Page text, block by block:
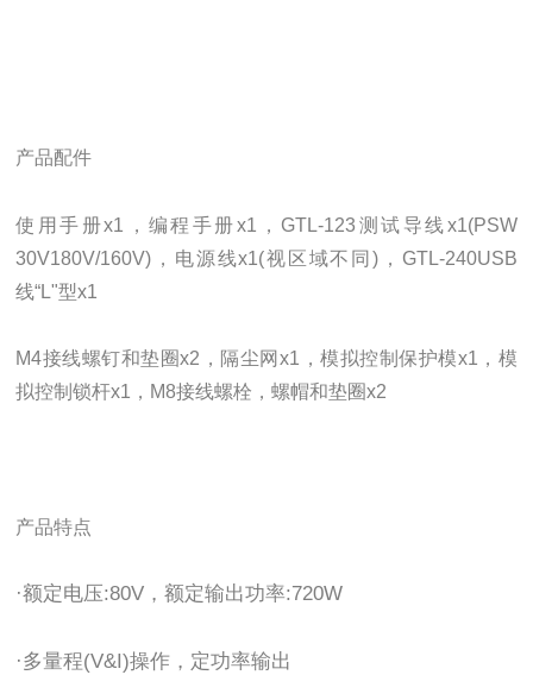
产品配件
使用手册x1，编程手册x1，GTL-123测试导线x1(PSW
30V180V/160V)，电源线x1(视区域不同)，GTL-240USB
线“L"型x1
M4接线螺钉和垫圈x2，隔尘网x1，模拟控制保护模x1，模
拟控制锁杆x1，M8接线螺栓，螺帽和垫圈x2
产品特点
·额定电压:80V，额定输出功率:720W
·多量程(V&I)操作，定功率输出